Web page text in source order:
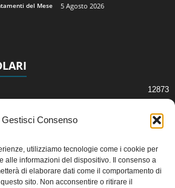
Gestisci Consenso
utilizziamo tecnologie come i cookie per
alle informazioni del dispositivo. Il consenso a
di elaborare dati come il comportamento di
sito. Non acconsentire o ritirare il
del Mese 5 Agosto 2026
12873
2409